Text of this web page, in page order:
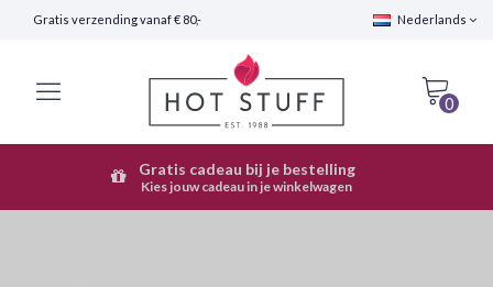
Gratis verzending vanaf € 80,- Nederlands
0
Snelle Verzending (24 uur)
Gratis cadeau bij je bestelling
Kies jouw cadeau in je winkelwagen